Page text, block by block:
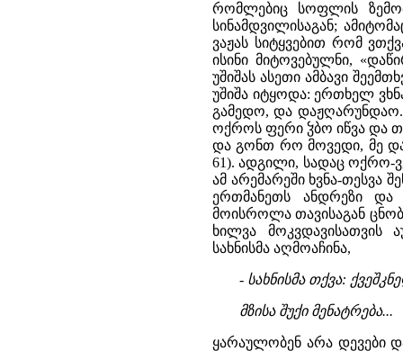
რომლებიც სოფლის
სინამდვილისაგან;
ვაჟას სიტყვებით რომ
ისინი მიტოვებულნი,
უშიშას ასეთი ამბავი
უშიშა იტყოდა: ერთხელ
გამედო, და
ოქროს ფერი ჴბო იწვა და
და გონთ რო მოვედი, მე და
61). ადგილი, სადაც ოქრო-
ამ არემარეში ხვნა-თესვა
ერთმანეთს ანდრეზი
მოისროლა თავისაგან
ხილვა მოკვდავისათვის
სახნისმა აღმოაჩინა,
- სახნისმა თქვა:
მზისა შუქი მენატრება...
ყარაულობენ არა დევები